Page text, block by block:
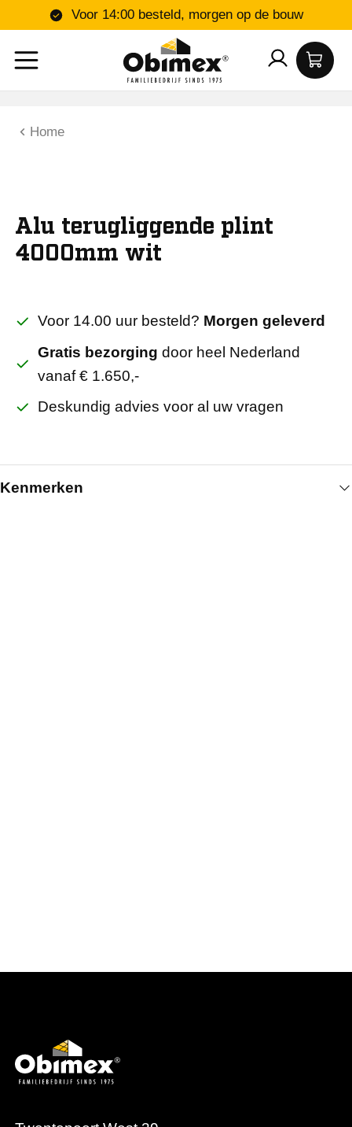
Voor 14:00 besteld, morgen op de bouw
Home
Alu terugliggende plint
4000mm wit
Voor 14.00 uur besteld? Morgen geleverd
Gratis bezorging door heel Nederland
vanaf € 1.650,-
Deskundig advies voor al uw vragen
Kenmerken